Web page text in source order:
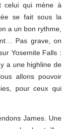
celui qui mène à
se fait sous la
a un bon rythme,
Pas grave, on
Yosemite Falls :
a une highline de
allons pouvoir
pour ceux qui
James. Une